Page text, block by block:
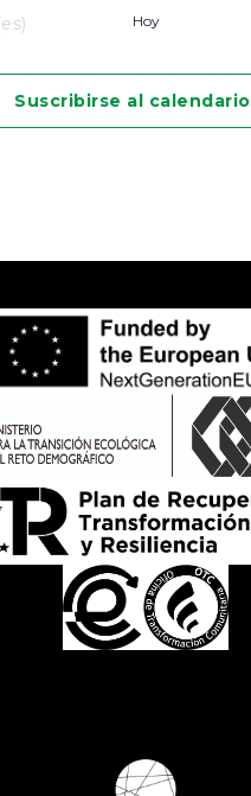
Hoy
Suscribirse al calendario